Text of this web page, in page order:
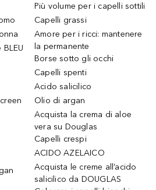
Più volume per i capelli sottili
Capelli grassi
Amore per i ricci: mantenere
la permanente
Borse sotto gli occhi
Capelli spenti
Acido salicilico
Olio di argan
Acquista la crema di aloe
vera su Douglas
Capelli crespi
ACIDO AZELAICO
Acquista le creme all’acido
salicilico da DOUGLAS